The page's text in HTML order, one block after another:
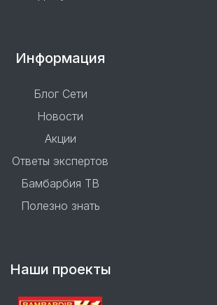
Информация
Блог Сети
Новости
Акции
Ответы экспертов
Бамбарбия ТВ
Полезно знать
Наши проекты